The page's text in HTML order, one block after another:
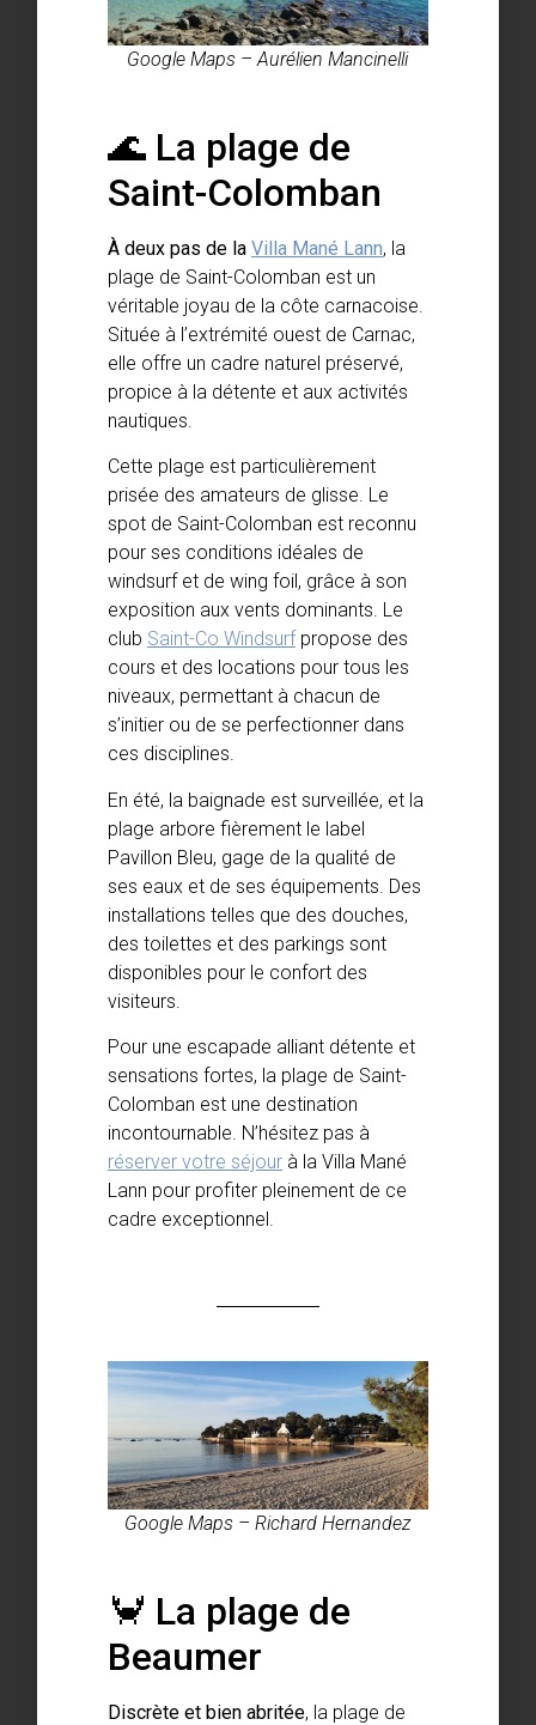
Google Maps – Aurélien Mancinelli
🌊 La plage de
Saint-Colomban
À deux pas de la Villa Mané Lann, la
plage de Saint-Colomban est un
véritable joyau de la côte carnacoise.
Située à l’extrémité ouest de Carnac,
elle offre un cadre naturel préservé,
propice à la détente et aux activités
nautiques.
Cette plage est particulièrement
prisée des amateurs de glisse. Le
spot de Saint-Colomban est reconnu
pour ses conditions idéales de
windsurf et de wing foil, grâce à son
exposition aux vents dominants. Le
club Saint-Co Windsurfpropose des
cours et des locations pour tous les
niveaux, permettant à chacun de
s’initier ou de se perfectionner dans
ces disciplines.
En été, la baignade est surveillée, et la
plage arbore fièrement le label
Pavillon Bleu, gage de la qualité de
ses eaux et de ses équipements. Des
installations telles que des douches,
des toilettes et des parkings sont
disponibles pour le confort des
visiteurs.
Pour une escapade alliant détente et
sensations fortes, la plage de Saint-
Colomban est une destination
incontournable. N’hésitez pas à
réserver votre séjourà la Villa Mané
Lann pour profiter pleinement de ce
cadre exceptionnel.
Google Maps – Richard Hernandez
🦀 La plage de
Beaumer
Discrète et bien abritée, la plage de